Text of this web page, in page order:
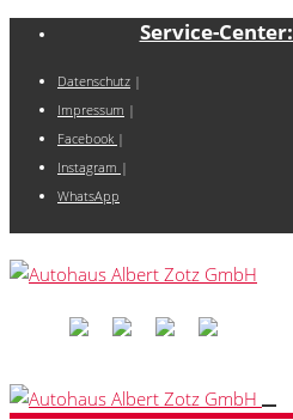
Service-Center:
Datenschutz |
Impressum |
Facebook |
Instagram |
WhatsApp